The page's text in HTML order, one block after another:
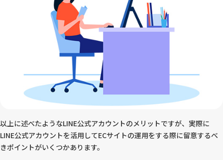
以上に述べたようなLINE公式アカウントのメリットですが、実際に
LINE公式アカウントを活用してECサイトの運用をする際に留意するべ
きポイントがいくつかあります。